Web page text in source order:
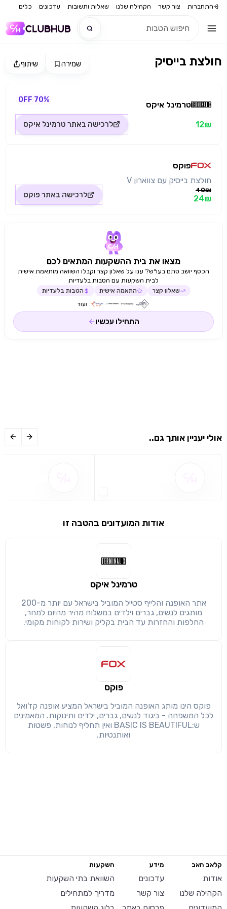
התחברות צור קשר הקהילה שלנו שאלות ותשובות עדכונים כלים
שיתוף
מימוש הטבה זו ניתן רק לחברי
הבנתי, המשך לאתר
שיתוף שמירה חולצת בייסיק
טרמינל איקס 70% OFF
12₪ לרכישה באתר טרמינל איקס
פוקס
חולצת בייסיק עם צווארון V
40₪
24₪ לרכישה באתר פוקס
מצאו את בית ההשקעות המתאים לכם
הכסף יושב סתם בעו״ש? ענו על שאלון קצר וקבלו השוואה מותאמת אישית
לבית השקעות עם הטבות בלעדיות
שאלון קצר התאמה אישית הטבות בלעדיות
ועוד
התחילו עכשיו
אולי יעניין אותך גם..
אודות המועדונים בהטבה זו
טרמינל איקס
אתר האופנה והלייף סטייל המוביל בישראל עם יותר מ-200
מותגים לנשים, גברים וילדים במשלוח מהיר מהיום למחר,
החלפות והחזרות עד הבית בקליק ושירות לקוחות מקומי.
פוקס
פוקס הינו מותג האופנה המוביל בישראל המציע אופנה קז'ואל
לכל המשפחה - ביגוד לנשים, גברים, ילדים ותינוקות. המאמינים
ש:BASIC IS BEAUTIFUL ואין תחליף לנוחות, פשטות
ואותנטיות.
קלאב האב
אודות
הקהילה שלנו
מידע
עדכונים
צור קשר
השקעות
השוואת בתי השקעות
מדריך למתחילים